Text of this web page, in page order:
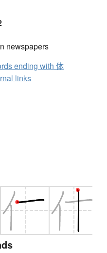
newspapers
ending with 体
links